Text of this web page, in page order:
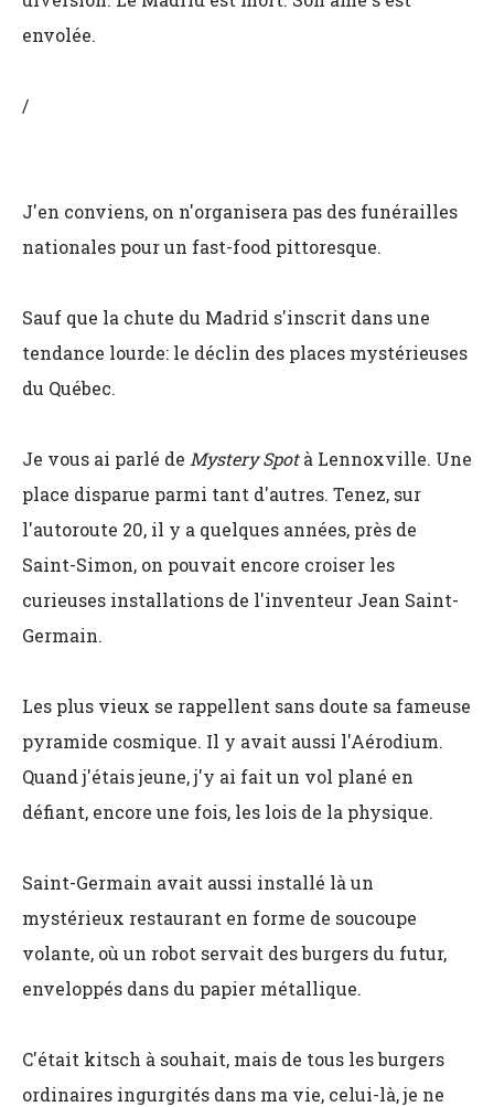
envolée.
/
J'en conviens, on n'organisera pas des funérailles
nationales pour un fast-food pittoresque.
Sauf que la chute du Madrid s'inscrit dans une
tendance lourde: le déclin des places mystérieuses
du Québec.
Je vous ai parlé de Mystery Spotà Lennoxville. Une
place disparue parmi tant d'autres. Tenez, sur
l'autoroute 20, il y a quelques années, près de
Saint-Simon, on pouvait encore croiser les
curieuses installations de l'inventeur Jean Saint-
Germain.
Les plus vieux se rappellent sans doute sa fameuse
pyramide cosmique. Il y avait aussi l'Aérodium.
Quand j'étais jeune, j'y ai fait un vol plané en
défiant, encore une fois, les lois de la physique.
Saint-Germain avait aussi installé là un
mystérieux restaurant en forme de soucoupe
volante, où un robot servait des burgers du futur,
enveloppés dans du papier métallique.
C'était kitsch à souhait, mais de tous les burgers
ordinaires ingurgités dans ma vie, celui-là, je ne